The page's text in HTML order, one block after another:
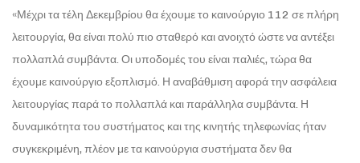
«Μέχρι τα τέλη Δεκεμβρίου θα έχουμε το καινούργιο 112 σε πλήρη
λειτουργία, θα είναι πολύ πιο σταθερό και ανοιχτό ώστε να αντέξει
πολλαπλά συμβάντα. Οι υποδομές του είναι παλιές, τώρα θα
έχουμε καινούργιο εξοπλισμό. Η αναβάθμιση αφορά την ασφάλεια
λειτουργίας παρά το πολλαπλά και παράλληλα συμβάντα. Η
δυναμικότητα του συστήματος και της κινητής τηλεφωνίας ήταν
συγκεκριμένη, πλέον με τα καινούργια συστήματα δεν θα